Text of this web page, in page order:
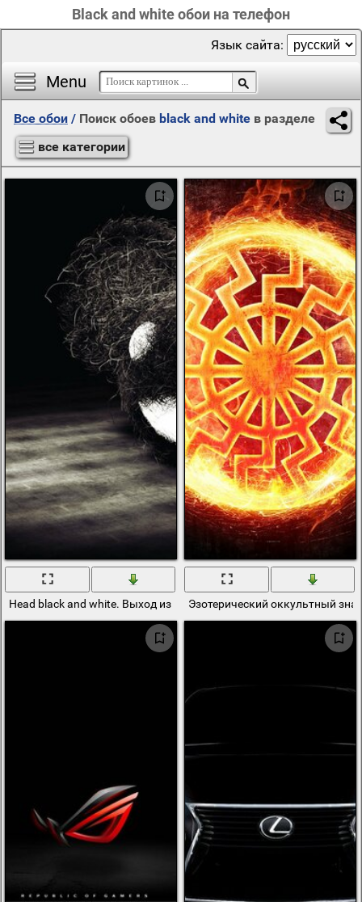
Black and white обои на телефон
Menu
Язык сайта:
Все обои / Поиск обоев black and white в разделе
все категории
Head black and white. Выход из сумракаЭзотерический оккультный